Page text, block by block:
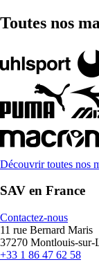
Toutes nos
Découvrir toutes nos
SAV en France
Contactez-nous
11 rue Bernard Maris
37270 Montlouis-sur-
+33 1 86 47 62 58